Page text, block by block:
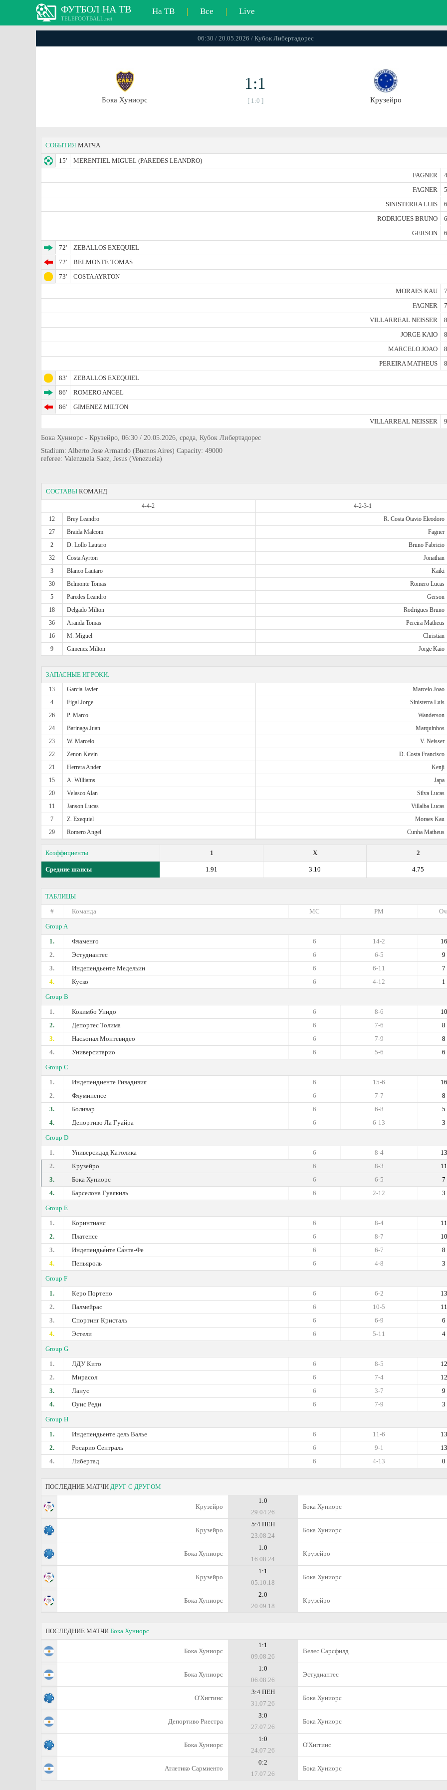
ФУТБОЛ НА ТВ
TELEFOOTBALL.net
На ТВ | Все | Live
06:30 / 20.05.2026 / Кубок Либертадорес
Бока Хуниорс
1:1
[ 1:0 ] Крузейро
СОБЫТИЯ МАТЧА
15'
MERENTIEL MIGUEL (PAREDES LEANDRO)
FAGNER
FAGNER
SINISTERRA LUIS
RODRIGUES BRUNO
GERSON
72'
ZEBALLOS EXEQUIEL
72'
BELMONTE TOMAS
73'
COSTA AYRTON
MORAES KAU
FAGNER
VILLARREAL NEISSER
JORGE KAIO
MARCELO JOAO
PEREIRA MATHEUS
83'
ZEBALLOS EXEQUIEL
86'
ROMERO ANGEL
86'
GIMENEZ MILTON
VILLARREAL NEISSER
Бока Хуниорс - Крузейро, 06:30 / 20.05.2026, среда, Кубок Либертадорес
Stadium: Alberto Jose Armando (Buenos Aires) Capacity: 49000
referee: Valenzuela Saez, Jesus (Venezuela)
СОСТАВЫ КОМАНД
4-4-2
4-2-3-1
12
Brey Leandro R. Costa Otavio Eleodoro
27
Braida Malcom Fagner
2
D. Lollo Lautaro Bruno Fabricio
32
Costa Ayrton Jonathan
3
Blanco Lautaro Kaiki
30
Belmonte Tomas Romero Lucas
5
Paredes Leandro Gerson
18
Delgado Milton Rodrigues Bruno
36
Aranda Tomas Pereira Matheus
16
M. Miguel Christian
9
Gimenez Milton Jorge Kaio
ЗАПАСНЫЕ ИГРОКИ:
13 Garcia Javier Marcelo Joao
4
Figal Jorge Sinisterra Luis
26
P. Marco Wanderson
24
Barinaga Juan Marquinhos
23
W. Marcelo V. Neisser
22
Zenon Kevin D. Costa Francisco
21
Herrera Ander Kenji
15
A. Williams Japa
20
Velasco Alan Silva Lucas
11
Janson Lucas Villalba Lucas
7
Z. Exequiel Moraes Kau
29
Romero Angel Cunha Matheus
Коэффициенты 2
X
1
Средние шансы 4.75
3.10
1.91
ТАБЛИЦЫ
#
Команда РМ
МС
Group A
1.
Фламенго 16
14-2
6
2.
Эстудиантес 9
6-5
6
3.
Индепендьенте Медельин 7
6-11
6
4.
Куско 1
4-12
6
Group B
1.
Кокимбо Унидо 10
8-6
6
2.
Депортес Толима 8
7-6
6
3.
Насьонал Монтевидео 8
7-9
6
4.
Университарио 6
5-6
6
Group C
1.
Индепендиенте Ривадивия 16
15-6
6
2.
Флуминенсе 8
7-7
6
3.
Боливар 5
6-8
6
4.
Депортиво Ла Гуайра 3
6-13
6
Group D
1.
Универсидад Католика 13
8-4
6
2.
Крузейро 11
8-3
6
3.
Бока Хуниорс 7
6-5
6
4.
Барселона Гуаякиль 3
2-12
6
Group E
1.
Коринтианс 11
8-4
6
2.
Платенсе 10
8-7
6
3.
Индепендье́нте Са́нта-Фе 8
6-7
6
4.
Пеньяроль 3
4-8
6
Group F
1.
Керо Портено 13
6-2
6
2.
Палмейрас 11
10-5
6
3.
Спортинг Кристаль 6
6-9
6
4.
Эстели 4
5-11
6
Group G
1.
ЛДУ Кито 12
8-5
6
2.
Мирасол 12
7-4
6
3.
Ланус 9
3-7
6
4.
Оуис Реди 3
7-9
6
Group H
1.
Индепендьенте дель Валье 13
11-6
6
2.
Росарио Сентраль 13
9-1
6
4.
Либертад 0
4-13
6
ПОСЛЕДНИЕ МАТЧИ ДРУГ С ДРУГОМ
Крузейро
1:0
29.04.26
Бока Хуниорс
Крузейро
5:4 ПЕН
23.08.24
Бока Хуниорс
Бока Хуниорс
1:0
16.08.24
Крузейро
Крузейро
1:1
05.10.18
Бока Хуниорс
Бока Хуниорс
2:0
20.09.18
Крузейро
ПОСЛЕДНИЕ МАТЧИ Бока Хуниорс
Бока Хуниорс
1:1
09.08.26
Велес Сарсфилд
Бока Хуниорс
1:0
06.08.26
Эстудиантес
О'Хиггинс
3:4 ПЕН
31.07.26
Бока Хуниорс
Депортиво Риестра
3:0
27.07.26
Бока Хуниорс
Бока Хуниорс
1:0
24.07.26
О'Хиггинс
Атлетико Сармиенто
0:2
17.07.26
Бока Хуниорс